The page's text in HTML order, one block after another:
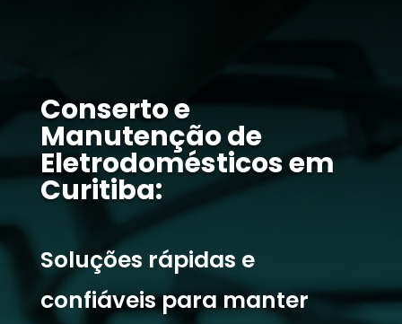
Conserto e
Manutenção de
Eletrodomésticos em
Curitiba:
Soluções rápidas e
confiáveis para manter